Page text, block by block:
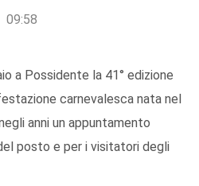
09:58
a Possidente la 41° edizione
carnevalesca nata nel
anni un appuntamento
posto e per i visitatori degli